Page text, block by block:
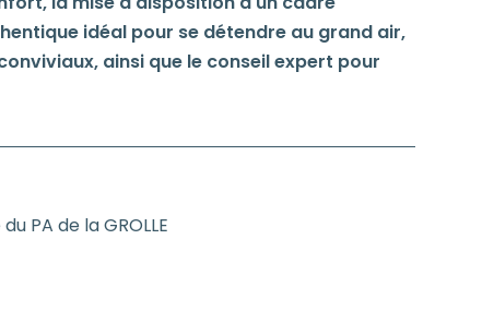
idéal pour se détendre au grand air,
ainsi que le conseil expert pour
PA de la GROLLE